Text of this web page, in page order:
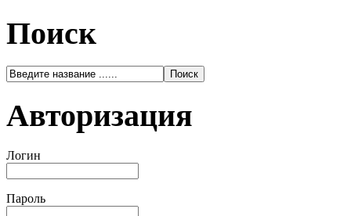
Поиск
Авторизация
Логин
Пароль